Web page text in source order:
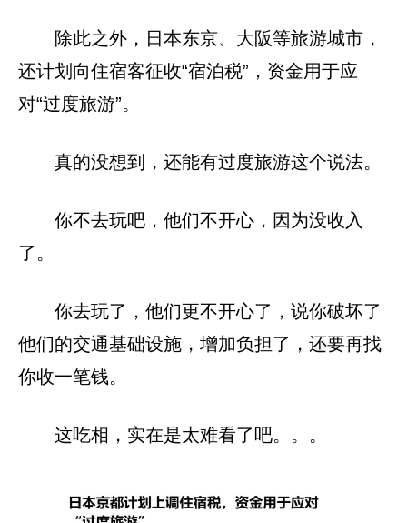
除此之外，日本东京、大阪等旅游城市，
还计划向住宿客征收“宿泊税”，资金用于应
对“过度旅游”。
真的没想到，还能有过度旅游这个说法。
你不去玩吧，他们不开心，因为没收入
了。
你去玩了，他们更不开心了，说你破坏了
他们的交通基础设施，增加负担了，还要再找
你收一笔钱。
这吃相，实在是太难看了吧。。。